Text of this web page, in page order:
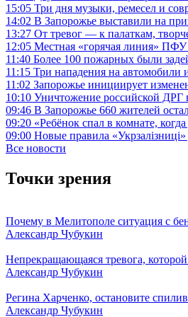
15:05 Три дня музыки, ремесел и
14:02 В Запорожье выставили на
13:27 От тревог — к палаткам,
12:05 Местная «горячая линия» ПФУ
11:40 Более 100 пожарных были
11:15 Три нападения на автомобили
11:02 Запорожье инициирует
10:10 Уничтожение российской ДРГ
09:46 В Запорожье 660 жителей
09:20 «Ребёнок спал в комнате,
09:00 Новые правила
Все новости
Точки зрения
Почему в Мелитополе ситуация с
Александр Чубукин
Непрекращающаяся тревога,
Александр Чубукин
Регина Харченко, остановите
Александр Чубукин